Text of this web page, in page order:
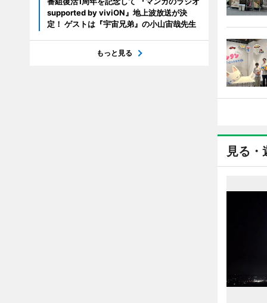
見る・
supported by viviON』地上波放送が決
定！ ゲストは『宇宙兄弟』の小山宙哉先生
もっと見る